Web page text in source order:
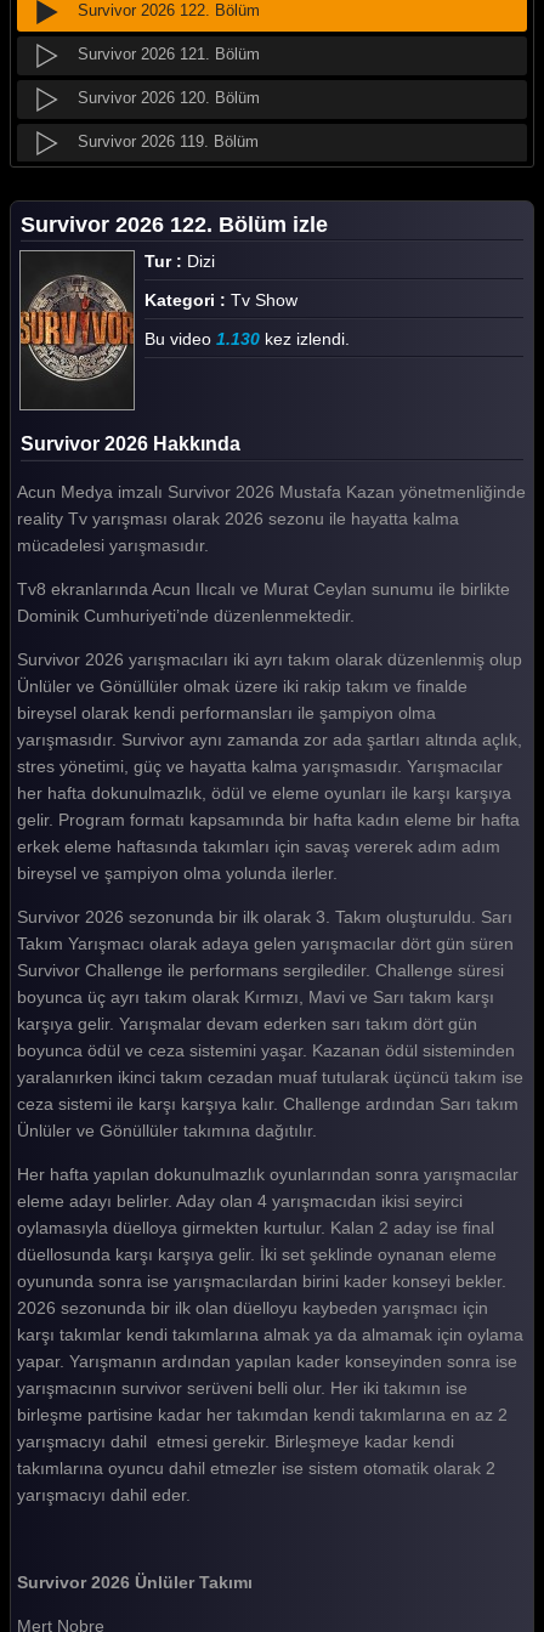
Survivor 2026 122. Bölüm
Survivor 2026 121. Bölüm
Survivor 2026 120. Bölüm
Survivor 2026 119. Bölüm
Survivor 2026 117. Bölüm
Survivor 2026 116. Bölüm
Survivor 2026 115. Bölüm
Survivor 2026 114. Bölüm
Survivor 2026 112. Bölüm
Survivor 2026 111. Bölüm
Survivor 2026 110. Bölüm
Survivor 2026 109. Bölüm
Survivor 2026 108. Bölüm
Survivor 2026 107. Bölüm
Survivor 2026 106. Bölüm
Survivor 2026 105. Bölüm
Survivor 2026 104. Bölüm
Survivor 2026 103. Bölüm
Survivor 2026 102. Bölüm
Survivor 2026 101. Bölüm
Survivor 2026 100. Bölüm
Survivor 2026 99. Bölüm
Survivor 2026 98. Bölüm
Survivor 2026 97. Bölüm
Survivor 2026 95. Bölüm
Survivor 2026 94. Bölüm
Survivor 2026 93. Bölüm
Survivor 2026 91. Bölüm
Survivor 2026 90. Bölüm
Survivor 2026 89. Bölüm
Survivor 2026 88. Bölüm
Survivor 2026 86. Bölüm
Survivor 2026 85. Bölüm
Survivor 2026 122. Bölüm izle
Tur : Dizi
Kategori : Tv Show
Bu video 1.130 kez izlendi.
Survivor 2026 Hakkında
Acun Medya imzalı Survivor 2026 Mustafa Kazan yönetmenliğinde
reality Tv yarışması olarak 2026 sezonu ile hayatta kalma
mücadelesi yarışmasıdır.
Tv8 ekranlarında Acun Ilıcalı ve Murat Ceylan sunumu ile birlikte
Dominik Cumhuriyeti’nde düzenlenmektedir.
Survivor 2026 yarışmacıları iki ayrı takım olarak düzenlenmiş olup
Ünlüler ve Gönüllüler olmak üzere iki rakip takım ve finalde
bireysel olarak kendi performansları ile şampiyon olma
yarışmasıdır. Survivor aynı zamanda zor ada şartları altında açlık,
stres yönetimi, güç ve hayatta kalma yarışmasıdır. Yarışmacılar
her hafta dokunulmazlık, ödül ve eleme oyunları ile karşı karşıya
gelir. Program formatı kapsamında bir hafta kadın eleme bir hafta
erkek eleme haftasında takımları için savaş vererek adım adım
bireysel ve şampiyon olma yolunda ilerler.
Survivor 2026 sezonunda bir ilk olarak 3. Takım oluşturuldu. Sarı
Takım Yarışmacı olarak adaya gelen yarışmacılar dört gün süren
Survivor Challenge ile performans sergilediler. Challenge süresi
boyunca üç ayrı takım olarak Kırmızı, Mavi ve Sarı takım karşı
karşıya gelir. Yarışmalar devam ederken sarı takım dört gün
boyunca ödül ve ceza sistemini yaşar. Kazanan ödül sisteminden
yaralanırken ikinci takım cezadan muaf tutularak üçüncü takım ise
ceza sistemi ile karşı karşıya kalır. Challenge ardından Sarı takım
Ünlüler ve Gönüllüler takımına dağıtılır.
Her hafta yapılan dokunulmazlık oyunlarından sonra yarışmacılar
eleme adayı belirler. Aday olan 4 yarışmacıdan ikisi seyirci
oylamasıyla düelloya girmekten kurtulur. Kalan 2 aday ise final
düellosunda karşı karşıya gelir. İki set şeklinde oynanan eleme
oyununda sonra ise yarışmacılardan birini kader konseyi bekler.
2026 sezonunda bir ilk olan düelloyu kaybeden yarışmacı için
karşı takımlar kendi takımlarına almak ya da almamak için oylama
yapar. Yarışmanın ardından yapılan kader konseyinden sonra ise
yarışmacının survivor serüveni belli olur. Her iki takımın ise
birleşme partisine kadar her takımdan kendi takımlarına en az 2
yarışmacıyı dahil etmesi gerekir. Birleşmeye kadar kendi
takımlarına oyuncu dahil etmezler ise sistem otomatik olarak 2
yarışmacıyı dahil eder.
Survivor 2026 Ünlüler Takımı
Mert Nobre